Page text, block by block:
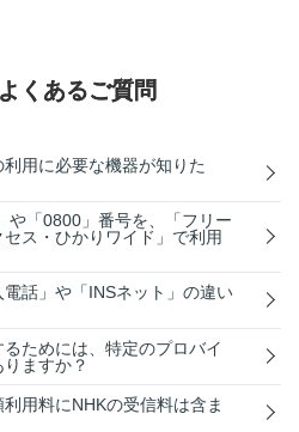
くあるご質問
利用に必要な機器が知りた
や「0800」番号を、「フリー
ス・ひかりワイド」で利用
電話」や「INSネット」の違い
るためには、特定のプロバイ
ますか？
用料にNHKの受信料は含ま